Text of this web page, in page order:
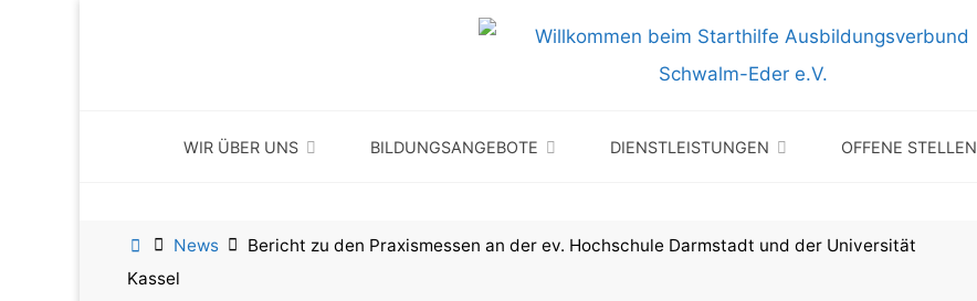
WIR ÜBER UNS BILDUNGSANGEBOTE DIENSTLEISTUNGEN OFFENE STELLEN
HomeNews
Bericht zu den Praxismessen an der ev. Hochschule Darmstadt und der Universität
Kassel